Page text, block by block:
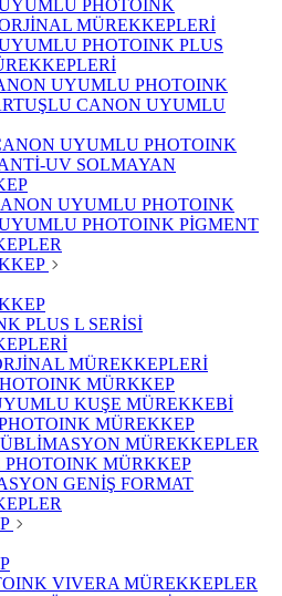
PHOTOINK
MÜREKKEPLERİ
PHOTOINK PLUS
UYUMLU PHOTOINK
CANON UYUMLU
UYUMLU PHOTOINK
UV SOLMAYAN
UYUMLU PHOTOINK
PHOTOINK PİGMENT
PLUS L SERİSİ
MÜREKKEPLERİ
MÜRKKEP
KUŞE MÜREKKEBİ
MÜREKKEP
MÜREKKEPLER
PHOTOINK MÜRKKEP
GENİŞ FORMAT
VIVERA MÜREKKEPLER